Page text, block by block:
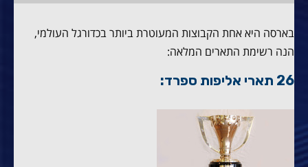
בארסה היא אחת הקבוצות המעוטרת ביותר בכדורגל העולמי,
הנה רשימת התארים המלאה:
26 תארי אליפות ספרד: